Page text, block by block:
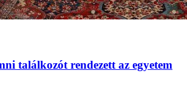
találkozót rendezett az egyetem